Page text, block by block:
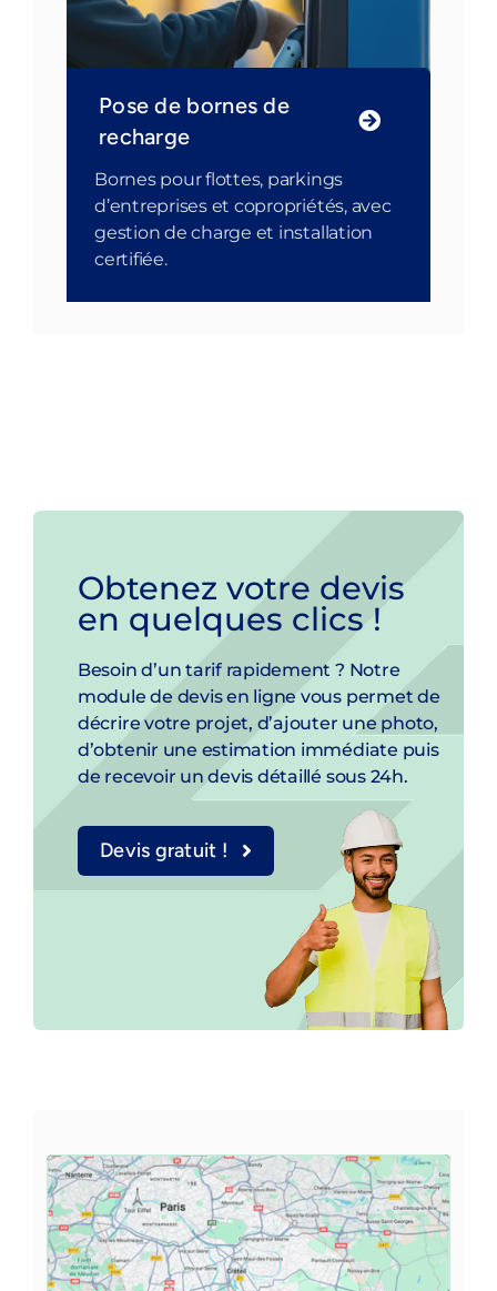
Pose de bornes de
recharge
Bornes pour flottes, parkings
d’entreprises et copropriétés, avec
gestion de charge et installation
certifiée.
Obtenez votre devis
en quelques clics !
Besoin d’un tarif rapidement ? Notre
module de devis en ligne vous permet de
décrire votre projet, d’ajouter une photo,
d’obtenir une estimation immédiate puis
de recevoir un devis détaillé sous 24h.
Devis gratuit !